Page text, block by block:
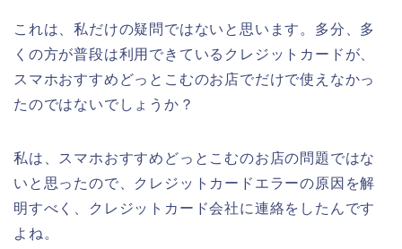
これは、私だけの疑問ではないと思います。多分、多
くの方が普段は利用できているクレジットカードが、
スマホおすすめどっとこむのお店でだけで使えなかっ
たのではないでしょうか？
私は、スマホおすすめどっとこむのお店の問題ではな
いと思ったので、クレジットカードエラーの原因を解
明すべく、クレジットカード会社に連絡をしたんです
よね。